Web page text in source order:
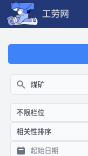
工劳网
搜索